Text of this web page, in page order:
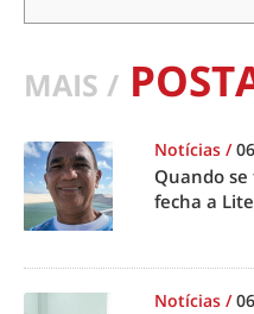
MAIS /
Notícias /
Quando
fecha a
Notícias /